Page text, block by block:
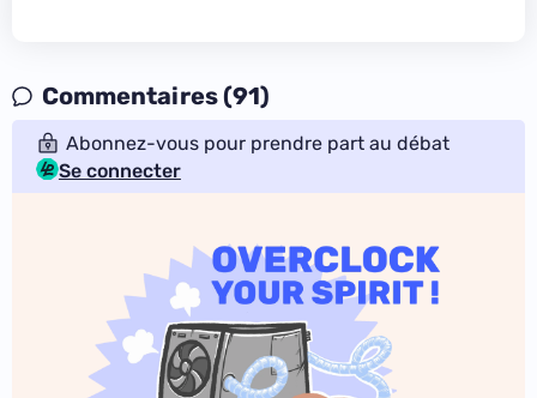
Commentaires (91)
Abonnez-vous pour prendre part au débat
Se connecter